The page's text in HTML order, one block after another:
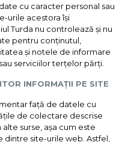
cu caracter personal sau
urile acestora își
Turda nu controlează și nu
pentru conținutul,
și notele de informare
serviciilor terțelor părți.
INFORMAȚII PE SITE
față de datele cu
de colectare descrise
surse, așa cum este
site-urile web. Astfel,